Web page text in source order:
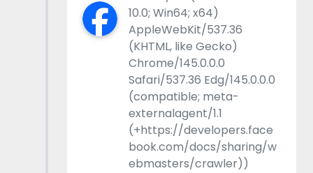
10.0; Win64; x64)
AppleWebKit/537.36
(KHTML, like Gecko)
Chrome/145.0.0.0
Safari/537.36 Edg/145.0.0.0
(compatible; meta-
externalagent/1.1
(+https://developers.face
book.com/docs/sharing/w
ebmasters/crawler))